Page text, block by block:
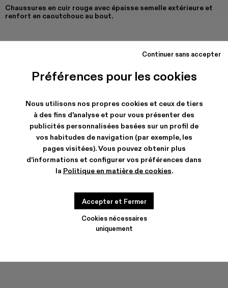
Préférences pour les cookies
Nous utilisons nos propres cookies et ceux de tiers
à des fins d'analyse et pour vous présenter des
publicités personnalisées basées sur un profil de
vos habitudes de navigation (par exemple, les
pages visitées). Vous pouvez obtenir plus
d'informations et configurer vos préférences dans
la Politique en matière de cookies.
Cookies nécessaires
uniquement
Continuer sans accepter
Accepter et Fermer
Chaussures en cuir rouge avec épaisse semelle extérieure et
renfort en caoutchouc au bout.
EXPÉDITION & GARANTIE
Livraison et retours gratuits our tous les achats.
Livraison express neutre en carbone maintenant disponible.
CARACTERISTIQUES